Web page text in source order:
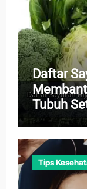
Daftar
Tubuh
Tips